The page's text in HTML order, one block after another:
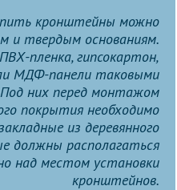
кронштейны можно
и твердым основаниям.
пленка, гипсокартон,
МДФ-панели таковыми
них перед монтажом
покрытия необходимо
из деревянного
должны располагаться
над местом установки
кронштейнов.